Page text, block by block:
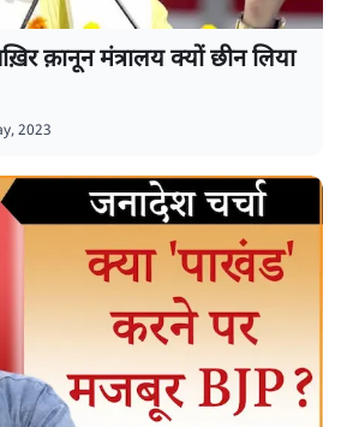
क़ानून मंत्रालय क्यों छीन लिया
2023